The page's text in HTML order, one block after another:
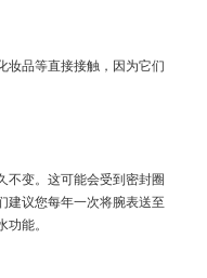
妆品等直接接触，因为它们
不变。这可能会受到密封圈
建议您每年一次将腕表送至
能。